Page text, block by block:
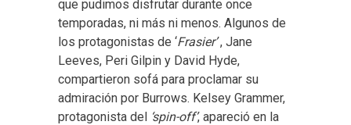
que pudimos disfrutar durante once
temporadas, ni más ni menos. Algunos de
los protagonistas de ‘Frasier’, Jane
Leeves, Peri Gilpin y David Hyde,
compartieron sofá para proclamar su
admiración por Burrows. Kelsey Grammer,
protagonista del ‘spin-off’, apareció en la